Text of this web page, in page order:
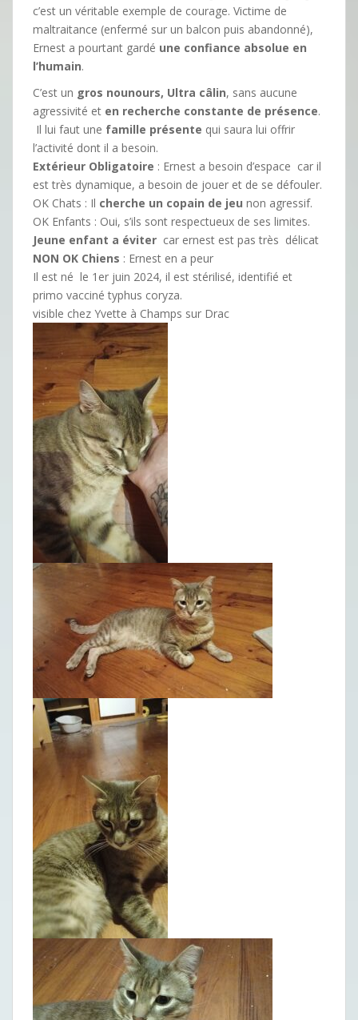
c’est un véritable exemple de courage. Victime de
maltraitance (enfermé sur un balcon puis abandonné),
Ernest a pourtant gardé une confiance absolue en
l’humain.
C’est un gros nounours, Ultra câlin, sans aucune
agressivité et en recherche constante de présence.
​ Il lui faut une famille présente qui saura lui offrir
l’activité dont il a besoin.
​Extérieur Obligatoire : Ernest a besoin d’espace car il
est très dynamique, a besoin de jouer et de se défouler.
OK Chats : Il cherche un copain de jeu non agressif.
​OK Enfants : Oui, s’ils sont respectueux de ses limites.
Jeune enfant a éviter car ernest est pas très délicat
NON OK Chiens : Ernest en a peur
Il est né le 1er juin 2024, il est ​stérilisé, identifié et
primo vacciné typhus coryza.
visible chez Yvette à Champs sur Drac